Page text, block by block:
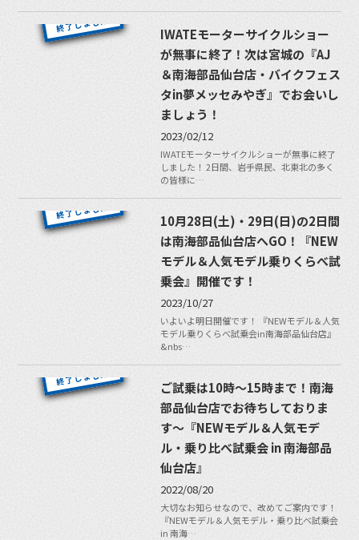
IWATEモーターサイクルショー
が無事に終了！次は宮城の『AJ
＆南海部品仙台店・バイクフェス
タin夢メッセみやぎ』でお会いし
ましょう！
2023/02/12
IWATEモーターサイクルショーが無事に終了
しました！ 2日間、岩手県民、北東北の多く
の皆様に…
10月28日(土)・29日(日)の2日間
は南海部品仙台店へGO！『NEW
モデル＆人気モデル乗りくらべ試
乗会』開催です！
2023/10/27
いよいよ明日開催です！ 『NEWモデル＆人気
モデル乗りくらべ試乗会in南海部品仙台店』
&nbs…
ご試乗は10時〜15時まで！南海
部品仙台店でお待ちしておりま
す〜『NEWモデル＆人気モデ
ル・乗り比べ試乗会 in 南海部品
仙台店』
2022/08/20
大切なお知らせなので、改めてご案内です！
『NEWモデル＆人気モデル・乗り比べ試乗会
in 南海…